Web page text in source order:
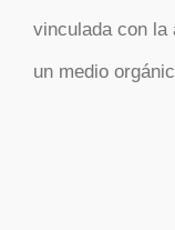
vinculada con la
un medio